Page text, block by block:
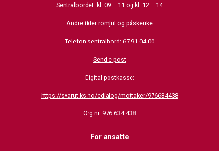
Sentralbordet kl. 09 – 11 og kl. 12 – 14
Andre tider romjul og påskeuke
Telefon sentralbord: 67 91 04 00
Send e-post
Digital postkasse:
https://svarut.ks.no/edialog/mottaker/976634438
Org.nr. 976 634 438
For ansatte